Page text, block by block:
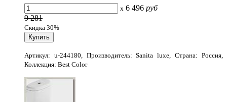
x 6 496 руб
9 281
Скидка 30%
Артикул: u-244180, Производитель: Sanita luxe, Страна: Россия,
Коллекция: Best Color